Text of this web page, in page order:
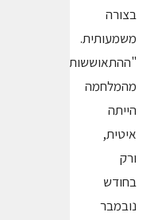
בצורה
משמעותית.
"ההתאוששות
מהמלחמה
הייתה
איטית,
ורק
בחודש
נובמבר